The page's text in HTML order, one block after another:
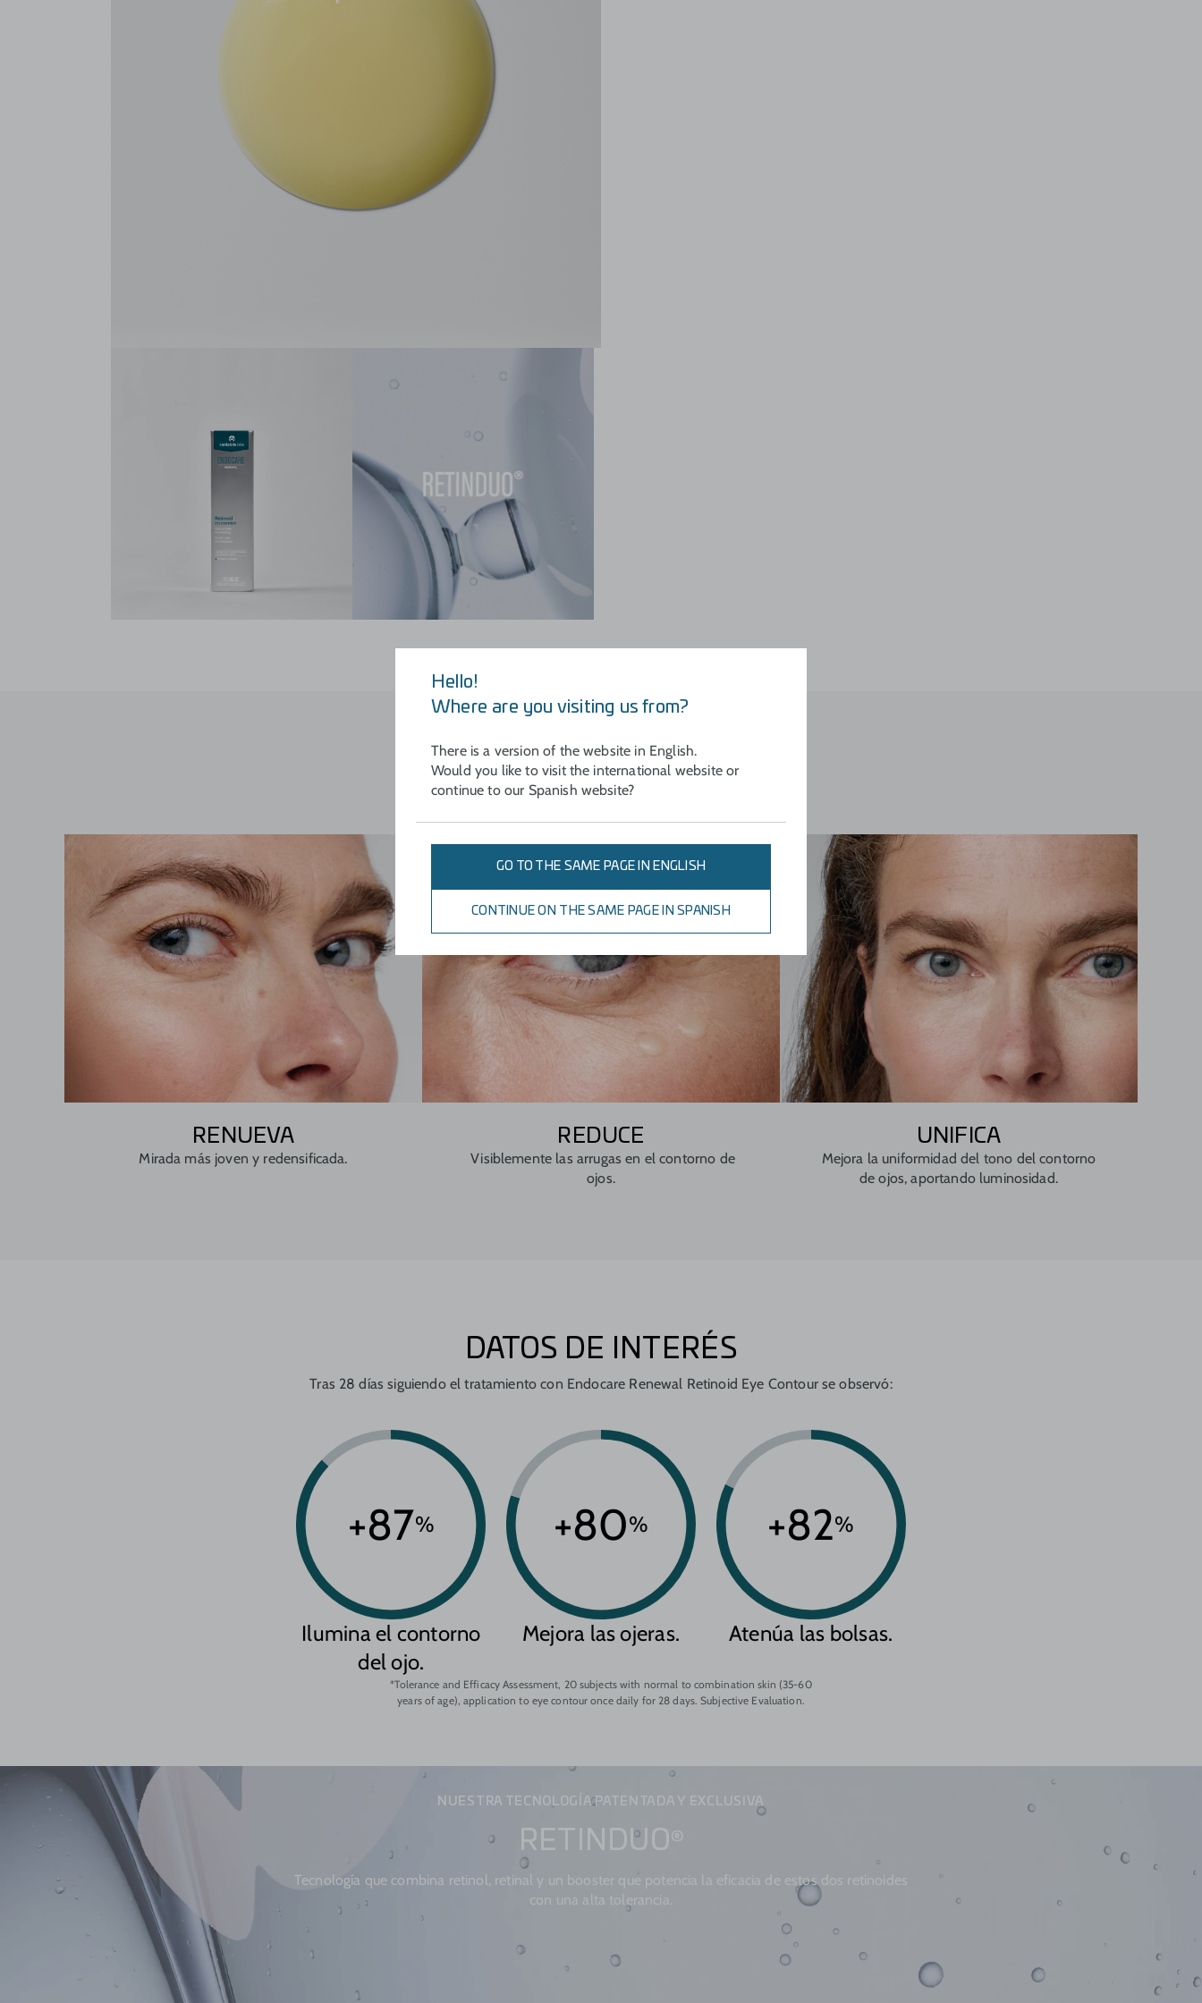
BENEFICIOS
RENUEVA
Mirada más joven y redensificada.
REDUCE
Visiblemente las arrugas en el contorno de
ojos.
UNIFICA
Mejora la uniformidad del tono del contorno
de ojos, aportando luminosidad.
DATOS DE INTERÉS
Tras 28 días siguiendo el tratamiento con Endocare Renewal Retinoid Eye Contour se observó:
+87%
Ilumina el contorno
del ojo.
+80%
Mejora las ojeras.
+82%
Atenúa las bolsas.
*Tolerance and Efficacy Assessment, 20 subjects with normal to combination skin (35-60
years of age), application to eye contour once daily for 28 days. Subjective Evaluation.
NUESTRA TECNOLOGÍA PATENTADA Y EXCLUSIVA
RETINDUO®
Tecnología que combina retinol, retinal y un booster que potencia la eficacia de estos dos retinoides
con una alta tolerancia.
Hello!
Where are you visiting us from?
There is a version of the website in English.
Would you like to visit the international website or
continue to our Spanish website?
GO TO THE SAME PAGE IN ENGLISH
CONTINUE ON THE SAME PAGE IN SPANISH